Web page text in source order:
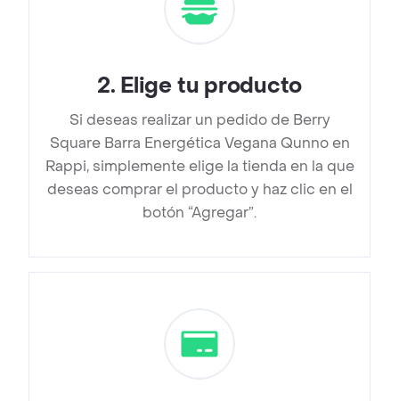
2. Elige tu producto
Si deseas realizar un pedido de Berry
Square Barra Energética Vegana Qunno en
Rappi, simplemente elige la tienda en la que
deseas comprar el producto y haz clic en el
botón “Agregar”.